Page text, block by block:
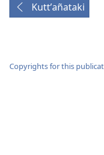
Kuttʼañataki
Copyrights for this